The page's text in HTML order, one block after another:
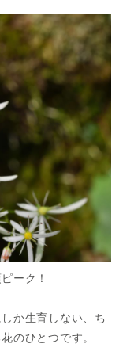
ーク！
か生育しない、ち
のひとつです。